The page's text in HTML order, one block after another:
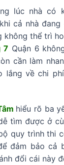
lúc nhà có
cả nhà đang
không thể trì
7 Quận 6
cần làm
lắng về chi
hiểu rõ ba
tìm được ở
quy trình thi
đảm bảo cả
đổi cái này